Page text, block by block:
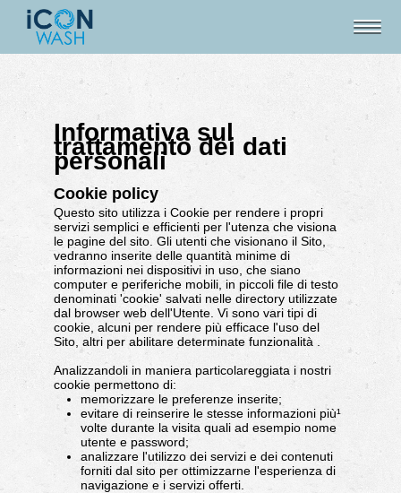
Informativa sul
trattamento dei dati
personali
Cookie policy
Questo sito utilizza i Cookie per rendere i propri
servizi semplici e efficienti per l'utenza che visiona
le pagine del sito. Gli utenti che visionano il Sito,
vedranno inserite delle quantità minime di
informazioni nei dispositivi in uso, che siano
computer e periferiche mobili, in piccoli file di testo
denominati 'cookie' salvati nelle directory utilizzate
dal browser web dell'Utente. Vi sono vari tipi di
cookie, alcuni per rendere più efficace l'uso del
Sito, altri per abilitare determinate funzionalità .
Analizzandoli in maniera particolareggiata i nostri
cookie permettono di:
memorizzare le preferenze inserite;
evitare di reinserire le stesse informazioni più¹
volte durante la visita quali ad esempio nome
utente e password;
analizzare l'utilizzo dei servizi e dei contenuti
forniti dal sito per ottimizzarne l'esperienza di
navigazione e i servizi offerti.